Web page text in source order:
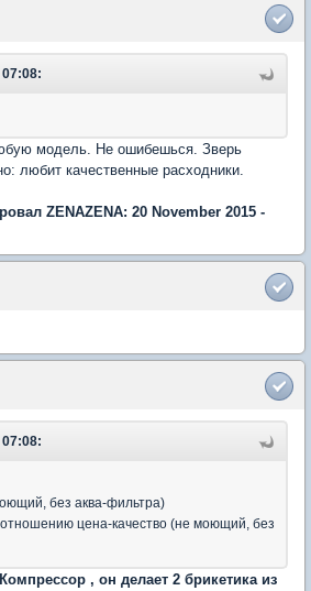
07:08:
модель. Не ошибешься. Зверь
любит качественные расходники.
ZENAZENA: 20 November 2015 -
07:08:
без аква-фильтра)
цена-качество (не моющий, без
Компрессор , он делает 2 брикетика из